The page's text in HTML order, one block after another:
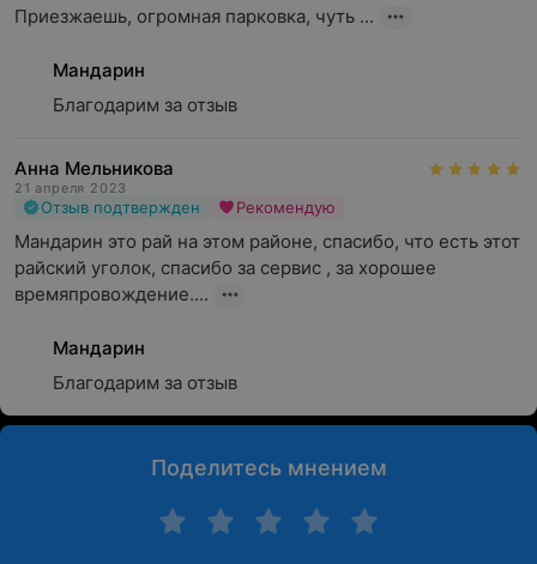
Приезжаешь, огромная парковка, чуть ...
Мандарин
Благодарим за отзыв
Анна Мельникова
21 апреля 2023
Отзыв подтвержден Рекомендую
Мандарин это рай на этом районе, спасибо, что есть этот
райский уголок, спасибо за сервис , за хорошее
времяпровождение....
Мандарин
Благодарим за отзыв
Поделитесь мнением